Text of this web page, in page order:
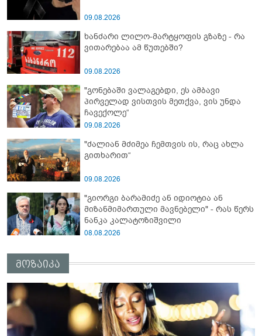
09.08.2026
ხანძარი ლილო-მარტყოფის გზაზე - რა
ვითარებაა ამ წუთებში?
09.08.2026
"გონებაში ვალაგებდი, ეს ამბავი
პირველად ვისთვის მეთქვა, ვის უნდა
ჩავექოლე“
09.08.2026
"ძალიან მძიმეა ჩემთვის ის, რაც ახლა
გითხარით“
09.08.2026
"გიორგი ბარამიძე ან იდიოტია ან
მიზანმიმართული მავნებელი" - რას წერს
ნანკა კალატოზიშვილი
08.08.2026
მოზაიკა